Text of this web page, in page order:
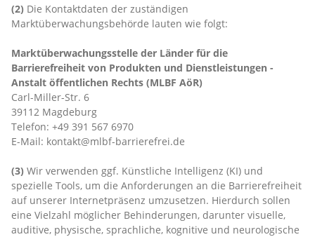
(2) Die Kontaktdaten der zuständigen
Marktüberwachungsbehörde lauten wie folgt:
Marktüberwachungsstelle der Länder für die
Barrierefreiheit von Produkten und Dienstleistungen -
Anstalt öffentlichen Rechts (MLBF AöR)
Carl-Miller-Str. 6
39112 Magdeburg
Telefon: +49 391 567 6970
E-Mail: kontakt@mlbf-barrierefrei.de
(3) Wir verwenden ggf. Künstliche Intelligenz (KI) und
spezielle Tools, um die Anforderungen an die Barrierefreiheit
auf unserer Internetpräsenz umzusetzen. Hierdurch sollen
eine Vielzahl möglicher Behinderungen, darunter visuelle,
auditive, physische, sprachliche, kognitive und neurologische